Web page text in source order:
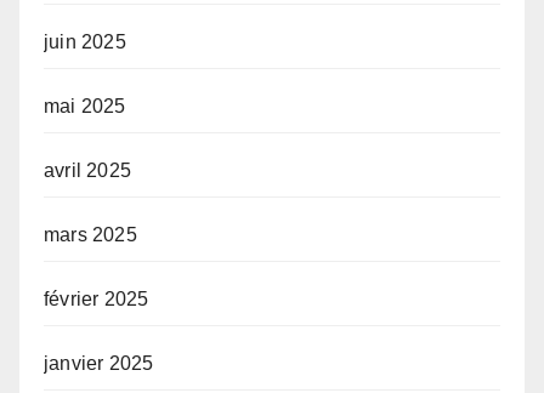
juin 2025
mai 2025
avril 2025
mars 2025
février 2025
janvier 2025